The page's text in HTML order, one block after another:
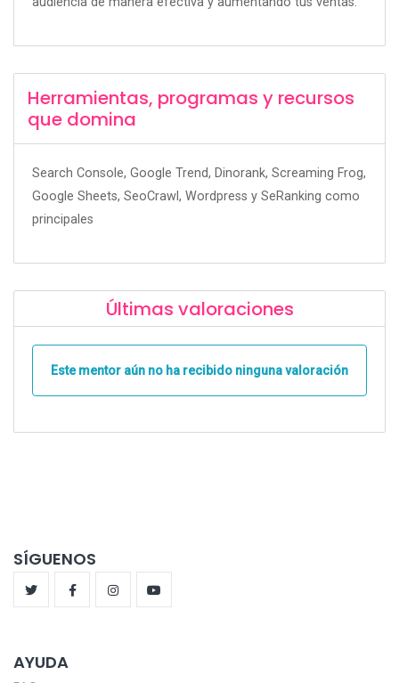
Herramientas, programas y recursos
que domina
Search Console, Google Trend, Dinorank, Screaming Frog,
Google Sheets, SeoCrawl, Wordpress y SeRanking como
principales
Últimas valoraciones
Este mentor aún no ha recibido ninguna valoración
SÍGUENOS
AYUDA